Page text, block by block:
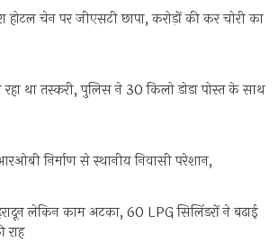
होटल चेन पर जीएसटी छापा, करोड़ों की कर चोरी का
था तस्करी, पुलिस ने 30 किलो डोडा पोस्त के साथ
निर्माण से स्थानीय निवासी परेशान,
लेकिन काम अटका, 60 LPG सिलिंडरों ने बढ़ाई
राह